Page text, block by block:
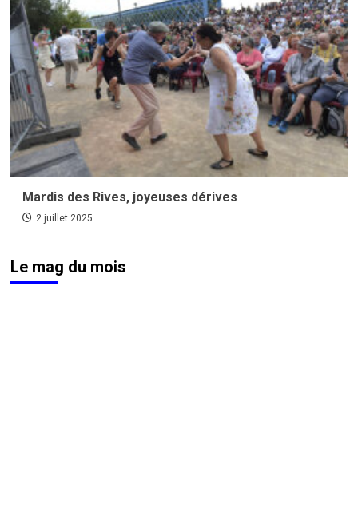
Mardis des Rives, joyeuses dérives
2 juillet 2025
Le mag du mois